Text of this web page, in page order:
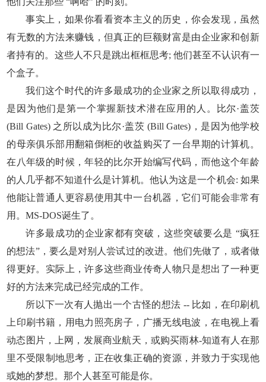
事实上，如果你看看资本主义的历史，你会发现，虽然
有无数的方法来赚钱，但真正的巨额财富是由企业家和创新
者持有的。这些人不只是跳出框框思考; 他们甚至不认识有一
个盒子。
我们这个时代的许多最成功的企业家之所以取得成功，
是因为他们是第一个掌握新技术潜在应用的人。比尔·盖茨
(Bill Gates) 之所以成为比尔·盖茨 (Bill Gates)，是因为他学校
的母亲俱乐部用翻箱倒柜的收益购买了一台早期的计算机。
在八年级的时候，年轻的比尔开始编写代码，而他这个年龄
的人几乎都不知道什么是计算机。他认为这是一个机会: 如果
他能让普通人更容易使用其中一台机器，它们可能会非常有
用。MS-DOS诞生了。
许多最成功的企业家都有突破，这些突破要么是 “疯狂
的想法”，要么是对别人尝试过的改进。他们先做了，或者做
得更好。实际上，许多这些商业传奇人物只是想出了一种更
好的方法来完成已经完成的工作。
所以下一次有人抛出一个古怪的想法 -- 比如，在印刷机
上印刷书籍，用电力照亮房子，广播无线电波，在电视上看
动态图片，上网，发展商业航天，或购买雨林-知道有人在那
里不受限制地思考，正在收集正确的资源，并致力于实现他
或她的梦想。那个人甚至可能是你。